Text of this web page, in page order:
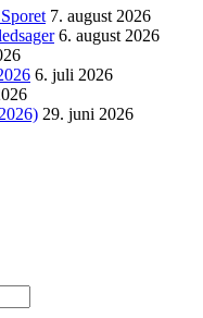
7. august 2026
6. august 2026
6. juli 2026
29. juni 2026